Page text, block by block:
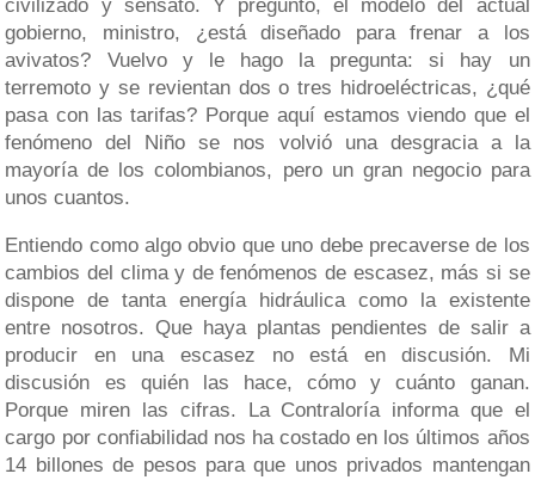
civilizado y sensato. Y pregunto, el modelo del actual
gobierno, ministro, ¿está diseñado para frenar a los
avivatos? Vuelvo y le hago la pregunta: si hay un
terremoto y se revientan dos o tres hidroeléctricas, ¿qué
pasa con las tarifas? Porque aquí estamos viendo que el
fenómeno del Niño se nos volvió una desgracia a la
mayoría de los colombianos, pero un gran negocio para
unos cuantos.
Entiendo como algo obvio que uno debe precaverse de los
cambios del clima y de fenómenos de escasez, más si se
dispone de tanta energía hidráulica como la existente
entre nosotros. Que haya plantas pendientes de salir a
producir en una escasez no está en discusión. Mi
discusión es quién las hace, cómo y cuánto ganan.
Porque miren las cifras. La Contraloría informa que el
cargo por confiabilidad nos ha costado en los últimos años
14 billones de pesos para que unos privados mantengan